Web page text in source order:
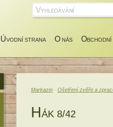
OBCHODNÍ
O NÁS
ÚVODNÍ STRANA
Markazin · Ošetření zvěře a
HÁK 8/42